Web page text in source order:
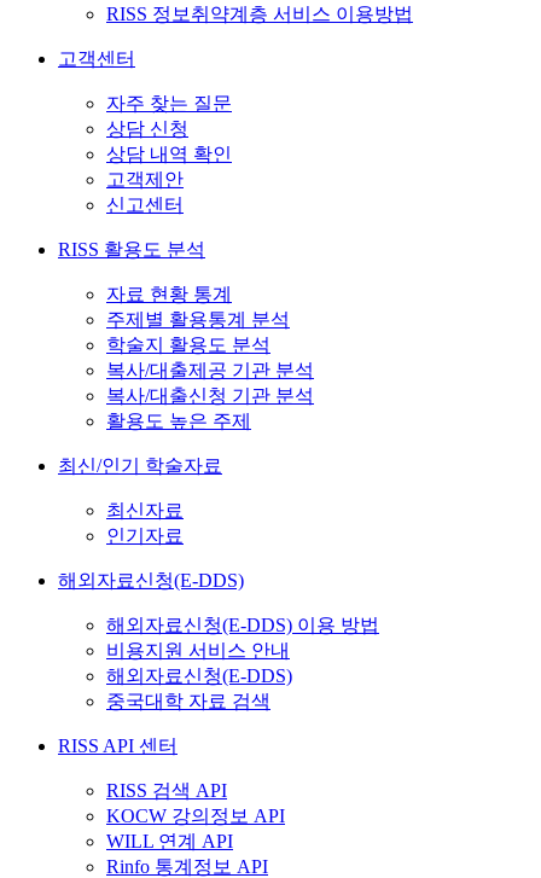
RISS 정보취약계층 서비스 이용방법
고객센터
자주 찾는 질문
상담 신청
상담 내역 확인
고객제안
신고센터
RISS 활용도 분석
자료 현황 통계
주제별 활용통계 분석
학술지 활용도 분석
복사/대출제공 기관 분석
복사/대출신청 기관 분석
활용도 높은 주제
최신/인기 학술자료
최신자료
인기자료
해외자료신청(E-DDS)
해외자료신청(E-DDS) 이용 방법
비용지원 서비스 안내
해외자료신청(E-DDS)
중국대학 자료 검색
RISS API 센터
RISS 검색 API
KOCW 강의정보 API
WILL 연계 API
Rinfo 통계정보 API